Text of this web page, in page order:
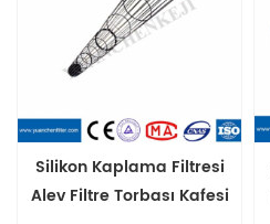
Silikon Kaplama Filtresi
Alev Filtre Torbası Kafesi